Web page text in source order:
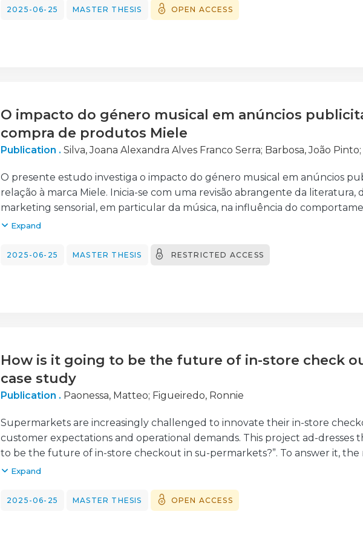
utilizaram dispositivos digitais de leitura. O estudo analisa construtos como
custo percebido, compatibilidade com os valores, posse psicológica,
2025-06-25 MASTER THESIS OPEN ACCESS
O impacto do género musical em anúncios
compra de produtos Miele
Publication . Silva, Joana Alexandra Alves Franco Serra; Barbosa, João Pinto;
O presente estudo investiga o impacto do género musical em anúncios
relação à marca Miele. Inicia-se com uma revisão abrangente da literatura,
marketing sensorial, em particular da música, na influência do
são apresentados, evidenciando a relação entre música e tomada de
consumidores. Este trabalho propõe um modelo concetual e respetivas
relação entre género musical e intenção de compra, bem como o efeito
ao anúncio e à marca. A metodologia utilizada apresenta uma abordagem
Expand
2025-06-25 MASTER THESIS RESTRICTED ACCESS
How is it going to be the future of in-store check
case study
Publication . Paonessa, Matteo; Figueiredo, Ronnie
Supermarkets are increasingly challenged to innovate their in-store
customer expectations and operational demands. This project ad-dresses
to be the future of in-store checkout in su-permarkets?”. To answer it, the
study on Lidl Italy and Italian customers, with a mixed-methods approach
manager. The results show that while customers are open to automation
value the presence of human assistance. Traditional cashier and self-
whereas newer models like cashierless stores and smart carts are not yet
Expand
2025-06-25 MASTER THESIS OPEN ACCESS